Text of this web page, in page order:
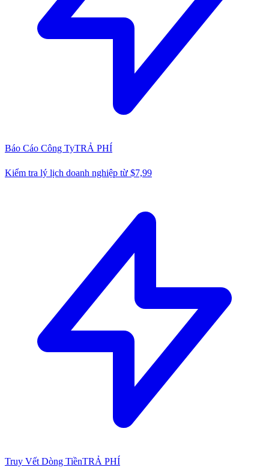
Báo Cáo Công TyTRẢ PHÍ
Kiểm tra lý lịch doanh nghiệp từ $7,99
Truy Vết Dòng TiềnTRẢ PHÍ